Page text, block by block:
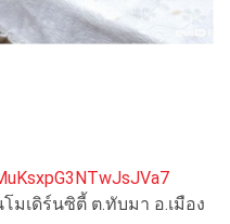
มเดิร์นซิตี้ ต.ทับมา อ.เมือง